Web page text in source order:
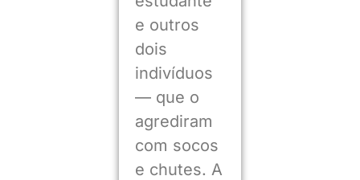
e outros
dois
indivíduos
— que o
agrediram
com socos
e chutes. A